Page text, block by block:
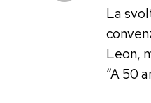
La
Leon,
“A 50